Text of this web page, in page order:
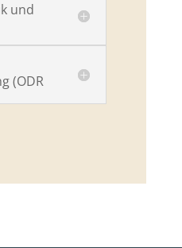
und
(ODR